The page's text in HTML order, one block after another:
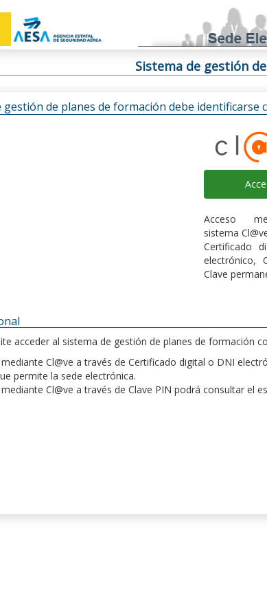
Sistema de gestión
gestión de planes de formación debe
Acceso
sistema
Certificado
electrónico,
Clave
acceder al sistema de gestión de planes de formación
Cl@ve a través de Certificado digital o DNI
permite la sede electrónica.
Cl@ve a través de Clave PIN podrá consultar el